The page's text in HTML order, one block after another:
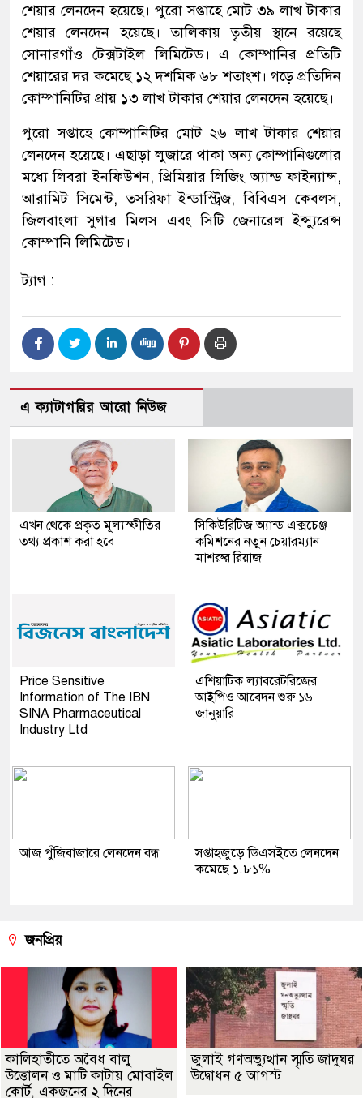
শেয়ার লেনদেন হয়েছে। পুরো সপ্তাহে মোট ৩৯ লাখ টাকার
শেয়ার লেনদেন হয়েছে। তালিকায় তৃতীয় স্থানে রয়েছে
সোনারগাঁও টেক্সটাইল লিমিটেড। এ কোম্পানির প্রতিটি
শেয়ারের দর কমেছে ১২ দশমিক ৬৮ শতাংশ। গড়ে প্রতিদিন
কোম্পানিটির প্রায় ১৩ লাখ টাকার শেয়ার লেনদেন হয়েছে।
পুরো সপ্তাহে কোম্পানিটির মোট ২৬ লাখ টাকার শেয়ার
লেনদেন হয়েছে। এছাড়া লুজারে থাকা অন্য কোম্পানিগুলোর
মধ্যে লিবরা ইনফিউশন, প্রিমিয়ার লিজিং অ্যান্ড ফাইন্যান্স,
আরামিট সিমেন্ট, তসরিফা ইন্ডাস্ট্রিজ, বিবিএস কেবলস,
জিলবাংলা সুগার মিলস এবং সিটি জেনারেল ইন্স্যুরেন্স
কোম্পানি লিমিটেড।
ট্যাগ :
এ ক্যাটাগরির আরো নিউজ
এখন থেকে প্রকৃত মূল্যস্ফীতির
তথ্য প্রকাশ করা হবে
সিকিউরিটিজ অ্যান্ড এক্সচেঞ্জ
কমিশনের নতুন চেয়ারম্যান
মাশরুর রিয়াজ
Price Sensitive
Information of The IBN
SINA Pharmaceutical
Industry Ltd
এশিয়াটিক ল্যাবরেটরিজের
আইপিও আবেদন শুরু ১৬
জানুয়ারি
আজ পুঁজিবাজারে লেনদেন বন্ধ
সপ্তাহজুড়ে ডিএসইতে লেনদেন
কমেছে ১.৮১%
জনপ্রিয়
কালিহাতীতে অবৈধ বালু
উত্তোলন ও মাটি কাটায় মোবাইল
কোর্ট, একজনের ২ দিনের
জুলাই গণঅভ্যুত্থান স্মৃতি জাদুঘর
উদ্বোধন ৫ আগস্ট